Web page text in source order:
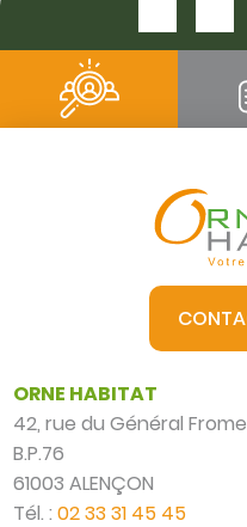
ORNE HABITAT
42, rue du Général
B.P.76
61003 ALENÇON
Tél. :02 33 31 45 45